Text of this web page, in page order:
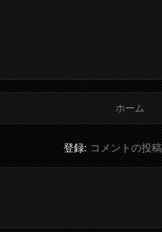
ホーム
登録:コメントの投